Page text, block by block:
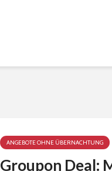
ANGEBOTE OHNE ÜBERNACHTUNG
Groupon Deal: